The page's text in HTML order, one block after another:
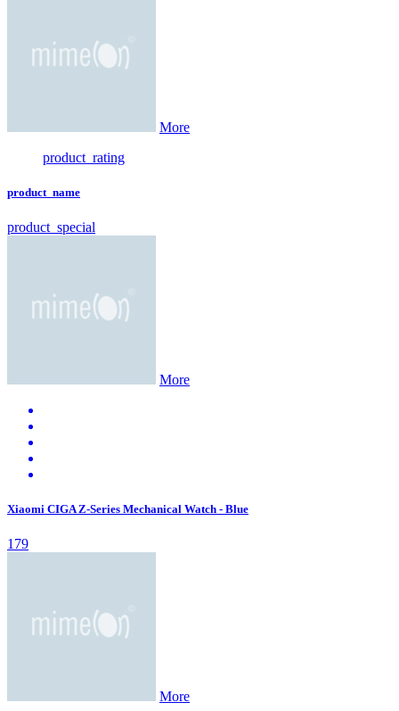
More
product_rating
product_name
product_special
More
Xiaomi CIGA Z-Series Mechanical Watch - Blue
179
More